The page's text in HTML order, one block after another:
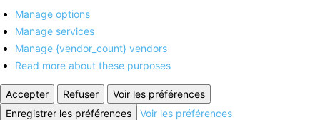
Manage options
Manage services
Manage {vendor_count} vendors
Read more about these purposes
Accepter Refuser
Voir les préférences
Enregistrer les préférences
Voir les préférences